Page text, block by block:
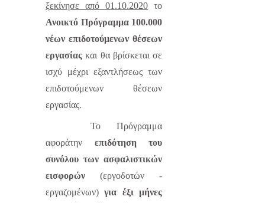
ξεκίνησε από 01.10.2020 το
Ανοικτό Πρόγραμμα 100.000
νέων επιδοτούμενων θέσεων
εργασίας και θα βρίσκεται σε
ισχύ μέχρι εξαντλήσεως των
επιδοτούμενων θέσεων
εργασίας.
Το Πρόγραμμα
αφοράτην επιδότηση του
συνόλου των ασφαλιστικών
εισφορών (εργοδοτών -
εργαζομένων)για έξι μήνες